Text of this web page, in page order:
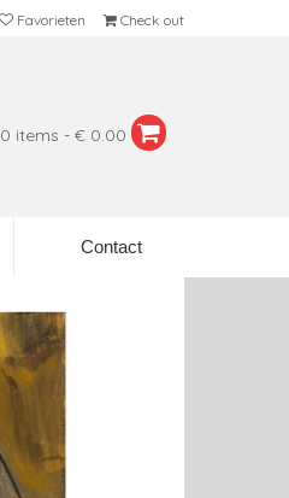
Favorieten Check out
0 items - € 0.00
Contact